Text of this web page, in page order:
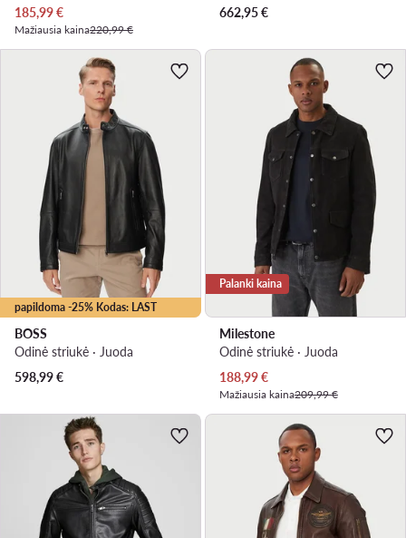
Dabartinė kaina
185,99€
Mažiausia kaina220,99 €
662,95€
papildoma -25% Kodas: LAST
BOSS
Odinė striukė · Juoda
598,99€
Palanki kaina
Milestone
Odinė striukė · Juoda
Dabartinė kaina
188,99€
Mažiausia kaina209,99 €